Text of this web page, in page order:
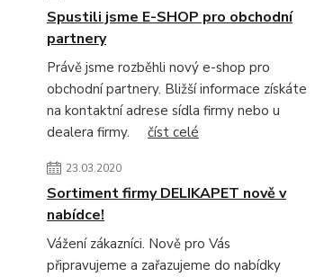
Spustili jsme E-SHOP pro obchodní
partnery
Právě jsme rozběhli nový e-shop pro
obchodní partnery. Bližší informace získáte
na kontaktní adrese sídla firmy nebo u
dealera firmy. číst celé
23.03.2020
Sortiment firmy DELIKAPET nově v
nabídce!
Vážení zákazníci. Nově pro Vás
připravujeme a zařazujeme do nabídky